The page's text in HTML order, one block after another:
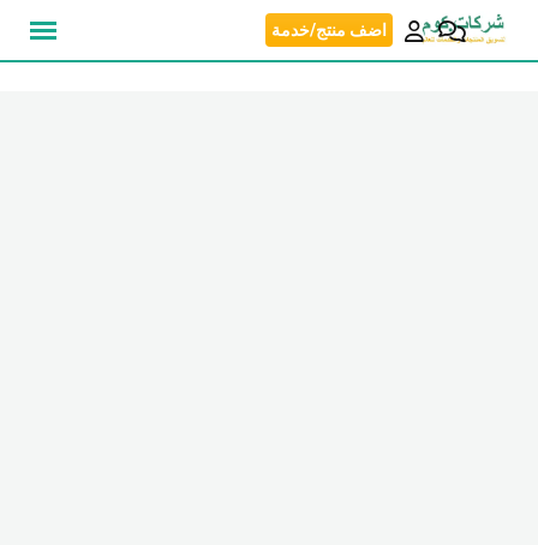
انتقل
اضف منتج/خدمة